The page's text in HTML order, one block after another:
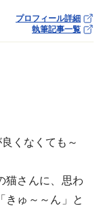
プロフィール詳細
執筆記事一覧
くなくても～
猫さんに、思わ
きゅ～～ん」と